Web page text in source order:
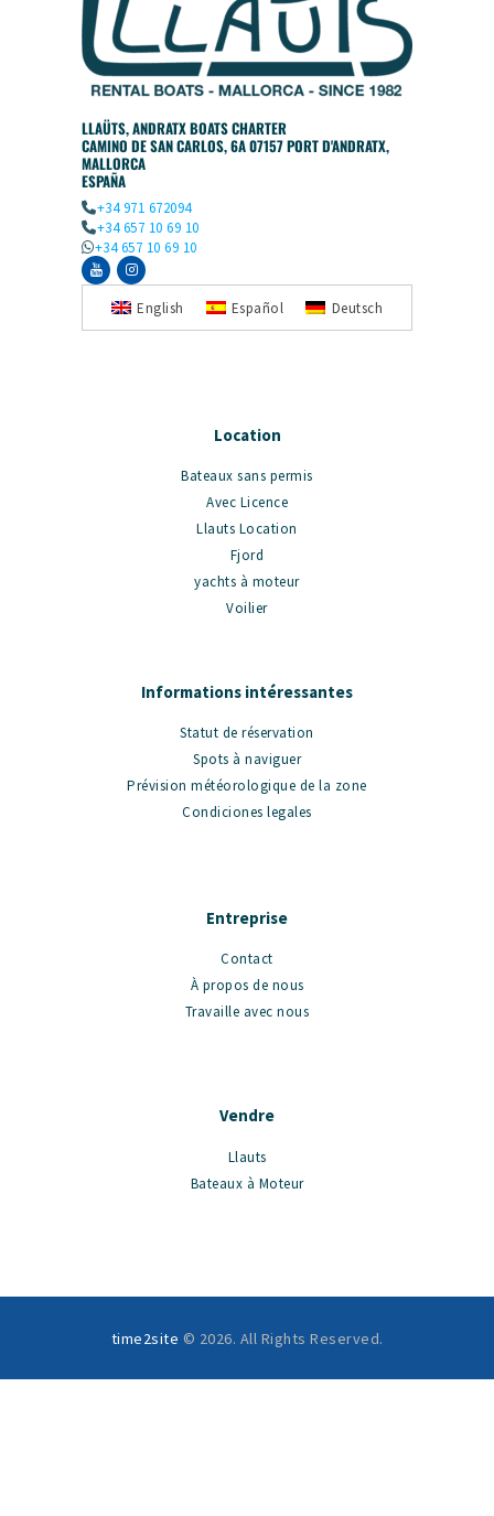
LLAÜTS, ANDRATX BOATS CHARTER
CAMINO DE SAN CARLOS, 6A 07157 PORT D'ANDRATX,
MALLORCA
ESPAÑA
+34 971 672094
+34 657 10 69 10
+34 657 10 69 10
English Español Deutsch
Location
Bateaux sans permis
Avec Licence
Llauts Location
Fjord
yachts à moteur
Voilier
Informations intéressantes
Statut de réservation
Spots à naviguer
Prévision météorologique de la zone
Condiciones legales
Entreprise
Contact
À propos de nous
Travaille avec nous
Vendre
Llauts
Bateaux à Moteur
time2site © 2026. All Rights Reserved.